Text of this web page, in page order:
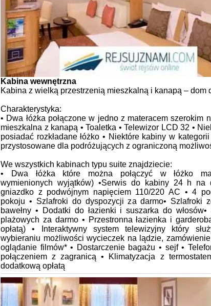
Kabina wewnętrzna
Kabina z wielką przestrzenią mieszkalną i kanapą – dom
Charakterystyka:
• Dwa łóżka połączone w jedno z materacem szerokim
mieszkalna z kanapą • Toaletka • Telewizor LCD 32 •
posiadać rozkładane łóżko • Niektóre kabiny w
przystosowane dla podróżujących z ograniczoną
We wszystkich kabinach typu suite znajdziecie:
• Dwa łóżka które można połączyć w łóżko
wymienionych wyjątków) •Serwis do kabiny 24 h na
gniazdko z podwójnym napięciem 110/220 AC • 4
pokoju • Szlafroki do dyspozycji za darmo• Szlafroki
bawełny • Dodatki do łazienki i suszarka do
plażowych za darmo • Przestronna łazienka i
opłatą) • Interaktywny system telewizyjny który
wybieraniu możliwości wycieczek na lądzie,
oglądanie filmów* • Dostarczenie bagażu • sejf •
połączeniem z zagranicą • Klimatyzacja z
dodatkową opłatą